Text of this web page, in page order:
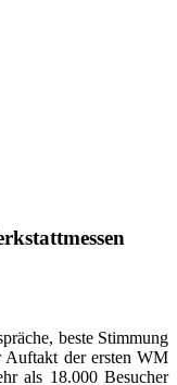
beste Stimmung
Auftakt der ersten WM
als 18.000 Besucher